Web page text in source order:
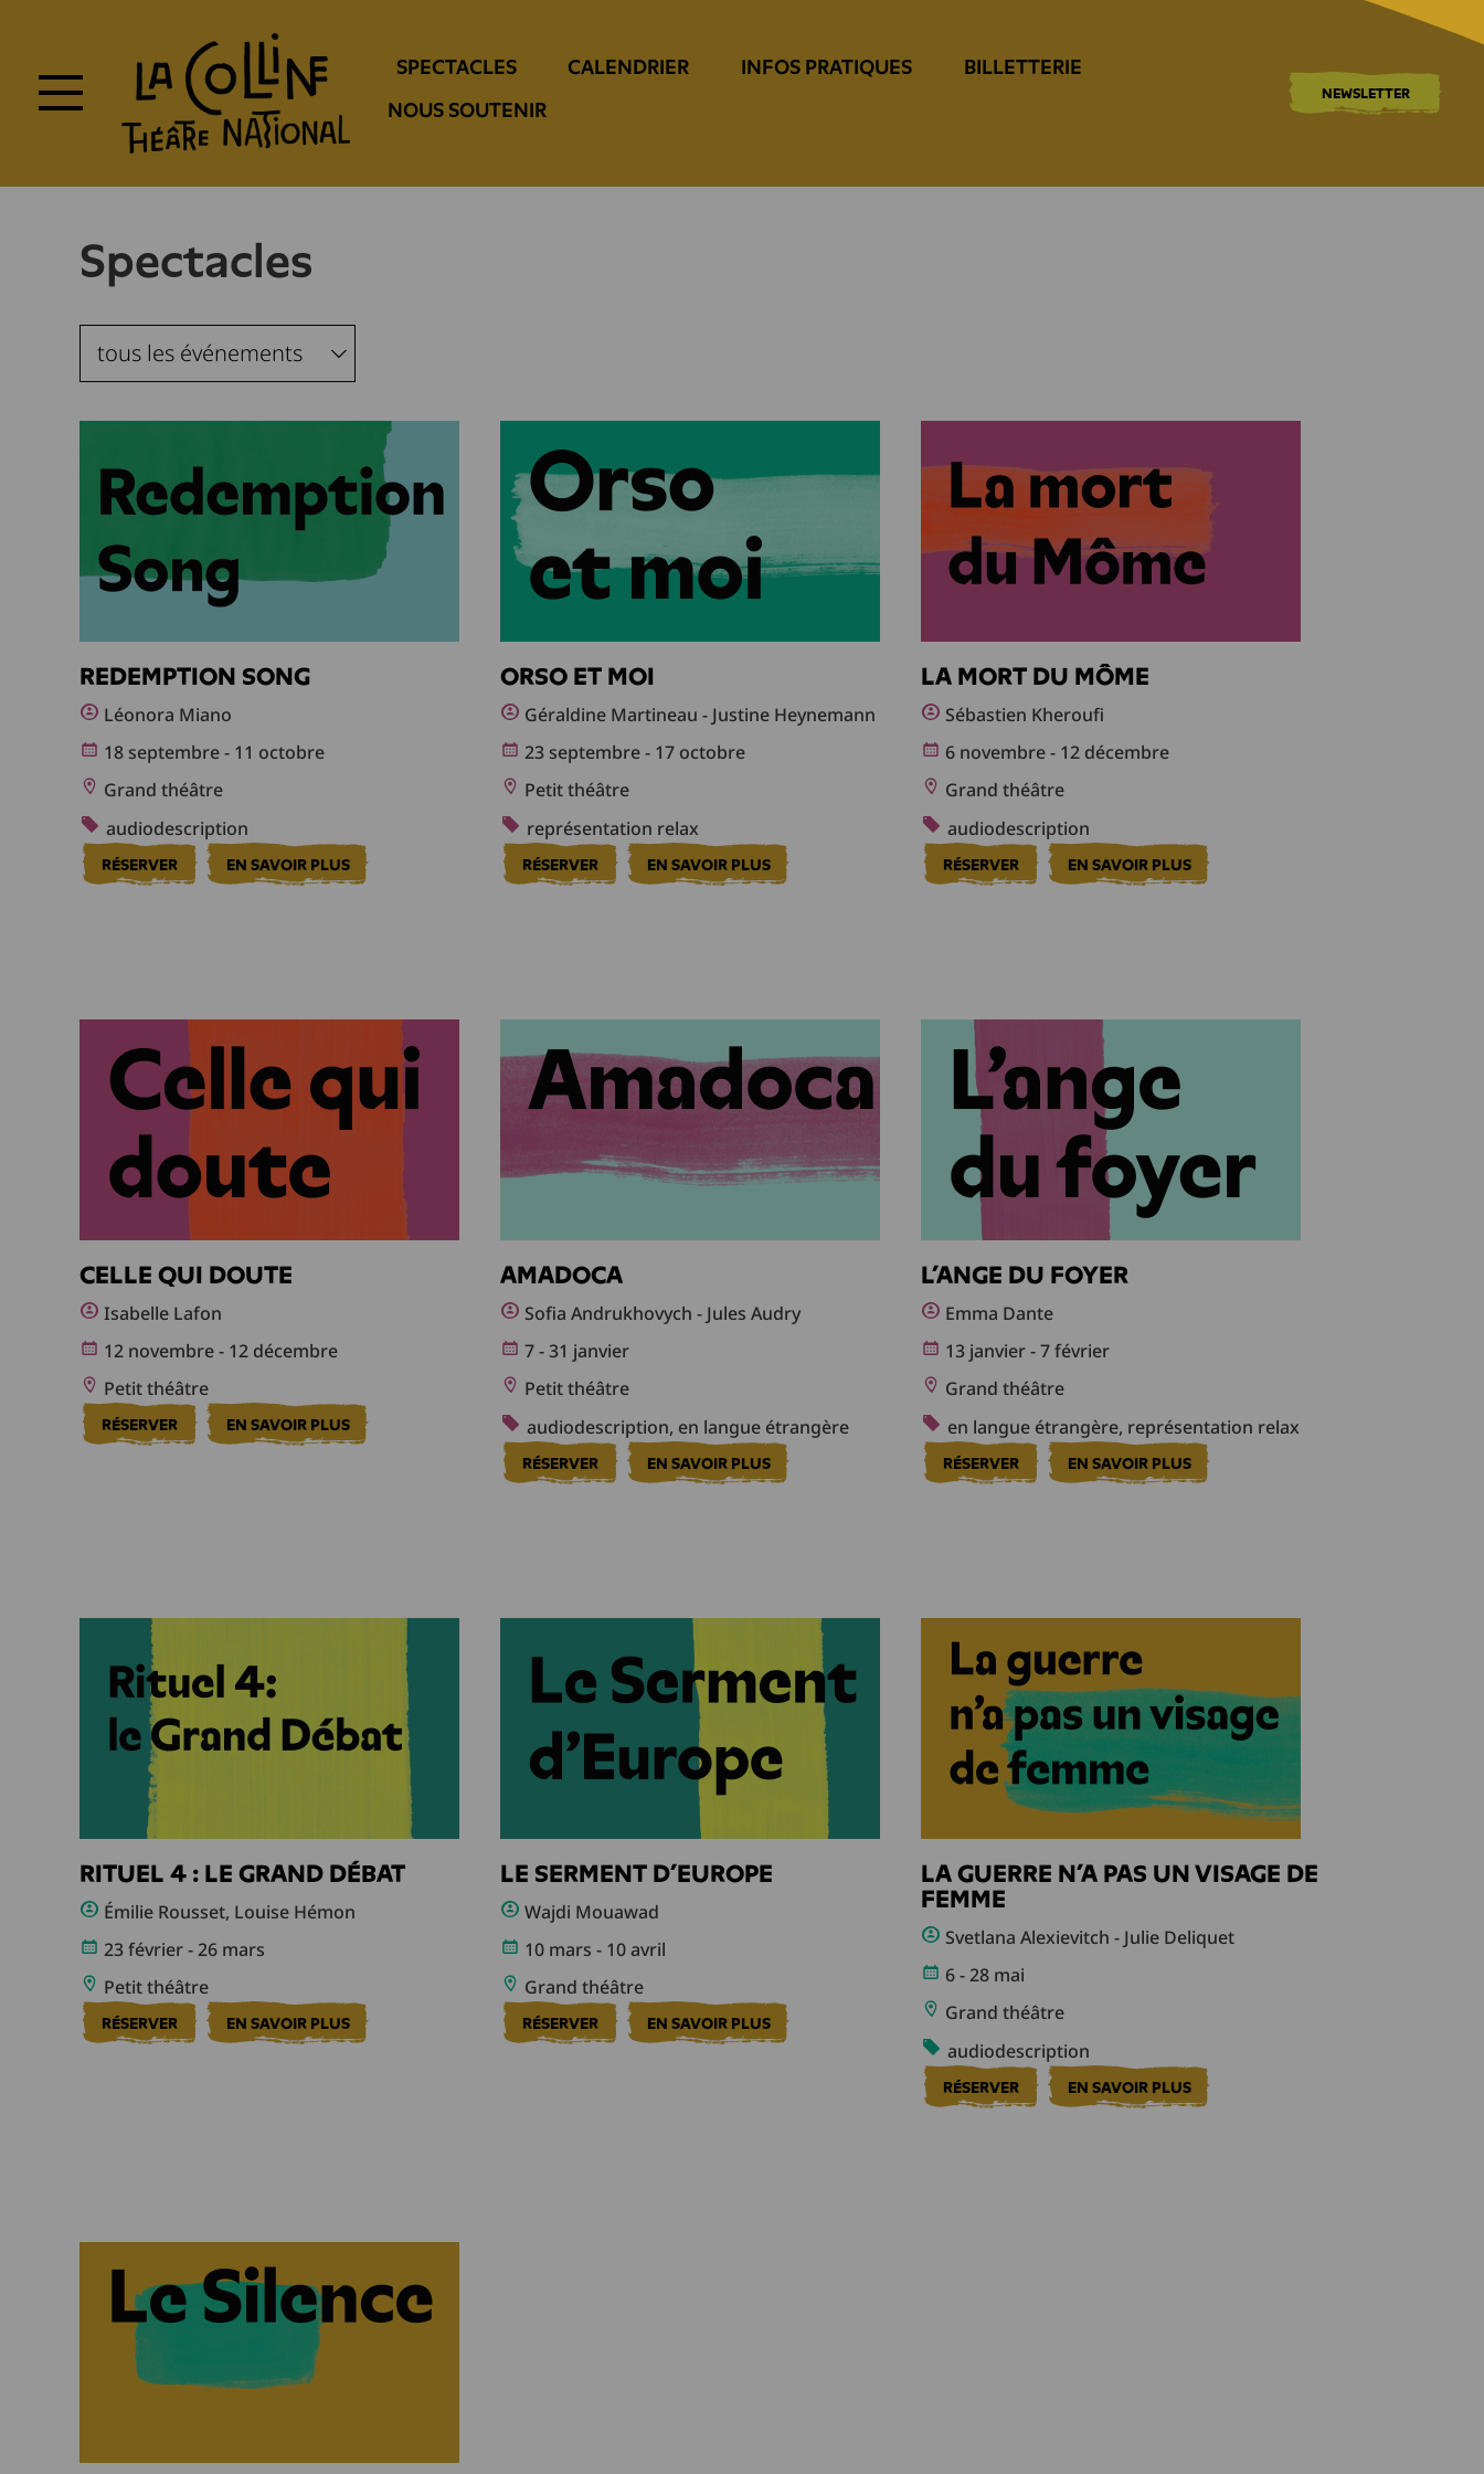
principal
SPECTACLES CALENDRIER INFOS PRATIQUES
BILLETTERIE
NOUS SOUTENIR
NEWSLETTER
Spectacles
REDEMPTION SONG
Léonora Miano
18 septembre - 11 octobre
Grand théâtre
audiodescription
RÉSERVER EN SAVOIR PLUS
ORSO ET MOI
Géraldine Martineau - Justine Heynemann
23 septembre - 17 octobre
Petit théâtre
représentation relax
RÉSERVER EN SAVOIR PLUS
LA MORT DU MÔME
Sébastien Kheroufi
6 novembre - 12 décembre
Grand théâtre
audiodescription
RÉSERVER EN SAVOIR PLUS
CELLE QUI DOUTE
Isabelle Lafon
12 novembre - 12 décembre
Petit théâtre
RÉSERVER EN SAVOIR PLUS
AMADOCA
Sofia Andrukhovych - Jules Audry
7 - 31 janvier
Petit théâtre
audiodescription, en langue étrangère
RÉSERVER EN SAVOIR PLUS
L’ANGE DU FOYER
Emma Dante
13 janvier - 7 février
Grand théâtre
en langue étrangère, représentation relax
RÉSERVER EN SAVOIR PLUS
RITUEL 4 : LE GRAND DÉBAT
Émilie Rousset, Louise Hémon
23 février - 26 mars
Petit théâtre
RÉSERVER EN SAVOIR PLUS
LE SERMENT D’EUROPE
Wajdi Mouawad
10 mars - 10 avril
Grand théâtre
RÉSERVER EN SAVOIR PLUS
LA GUERRE N’A PAS UN VISAGE DE
FEMME
Svetlana Alexievitch - Julie Deliquet
6 - 28 mai
Grand théâtre
audiodescription
RÉSERVER EN SAVOIR PLUS